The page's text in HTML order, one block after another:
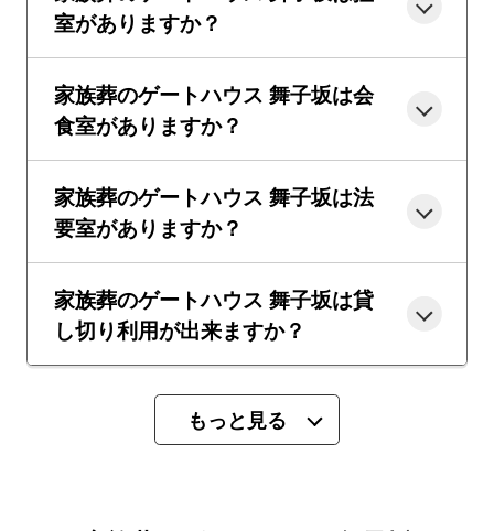
室がありますか？
家族葬のゲートハウス 舞子坂は会
食室がありますか？
家族葬のゲートハウス 舞子坂は法
要室がありますか？
家族葬のゲートハウス 舞子坂は貸
し切り利用が出来ますか？
もっと見る